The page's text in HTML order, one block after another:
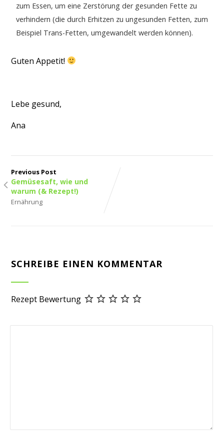
zum Essen, um eine Zerstörung der gesunden Fette zu
verhindern (die durch Erhitzen zu ungesunden Fetten, zum
Beispiel Trans-Fetten, umgewandelt werden können).
Guten Appetit!
Lebe gesund,
Ana
Previous Post
Gemüsesaft, wie und
warum (& Rezept!)
Ernährung
SCHREIBE EINEN KOMMENTAR
Rezept Bewertung